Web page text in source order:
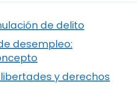
de delito
desempleo:
y derechos